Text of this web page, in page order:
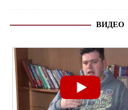
ВИДЕО